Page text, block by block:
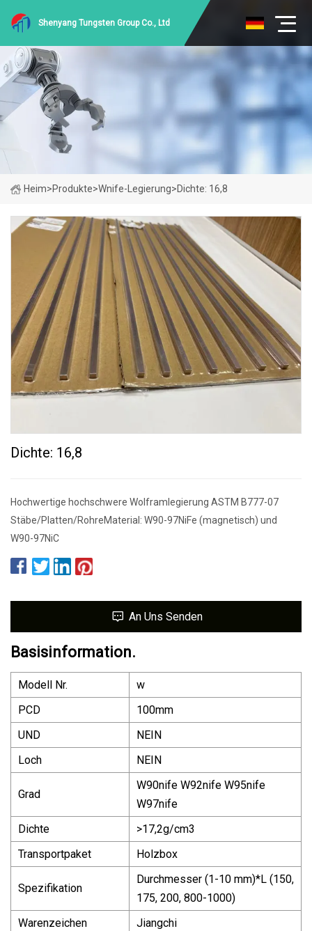
Shenyang Tungsten Group Co., Ltd
Heim>Produkte>Wnife-Legierung>Dichte: 16,8
Dichte: 16,8
Hochwertige hochschwere Wolframlegierung ASTM B777-07
Stäbe/Platten/RohreMaterial: W90-97NiFe (magnetisch) und
W90-97NiC
An Uns Senden
Basisinformation.
Modell Nr.
w
PCD
100mm
UND
NEIN
Loch
NEIN
Grad
W90nife W92nife W95nife
W97nife
Dichte
>17,2g/cm3
Transportpaket
Holzbox
Spezifikation
Durchmesser (1-10 mm)*L (150,
175, 200, 800-1000)
Warenzeichen
Jiangchi